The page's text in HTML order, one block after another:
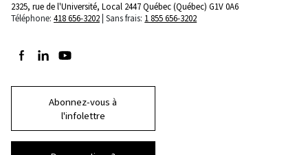
2325, rue de l'Université, Local 2447Québec (Québec) G1V 0A6
Téléphone: 418 656-3202 Sans frais: 1 855 656-3202
Suivez-nous sur Facebook
Suivez-nous sur LinkedIn
Suivez-nous sur Youtube
Abonnez-vous à
l'infolettre